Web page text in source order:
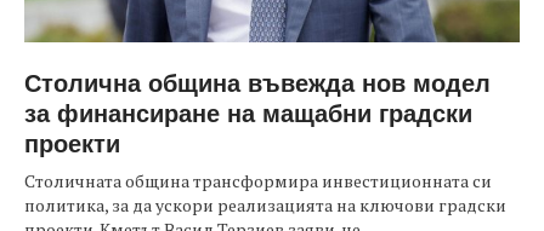
Столична община въвежда нов модел
за финансиране на мащабни градски
проекти
Столичната община трансформира инвестиционната си
политика, за да ускори реализацията на ключови градски